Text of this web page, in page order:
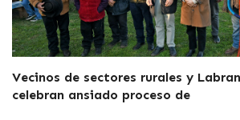
Vecinos de sectores rurales y
celebran ansiado proceso de